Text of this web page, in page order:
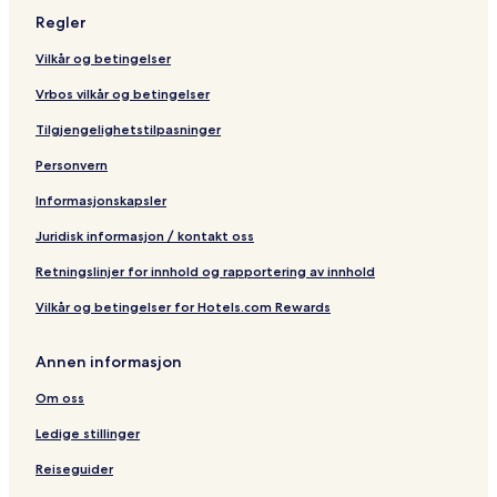
s
G
r
a
d
u
u
r
y
Regler
Vilkår og betingelser
Vrbos vilkår og betingelser
Tilgjengelighetstilpasninger
Personvern
Informasjonskapsler
Juridisk informasjon / kontakt oss
Retningslinjer for innhold og rapportering av innhold
Vilkår og betingelser for Hotels.com Rewards
Annen informasjon
Om oss
Ledige stillinger
Reiseguider